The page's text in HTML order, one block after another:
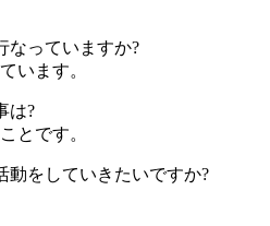
なっていますか?
います。
は?
とです。
動をしていきたいですか?